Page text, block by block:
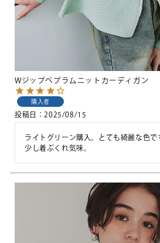
Wジップペプラムニットカーディガン
購入者
投稿日 2025/08/15
ライトグリーン購入。とても綺麗な色で
少し着ぶくれ気味。